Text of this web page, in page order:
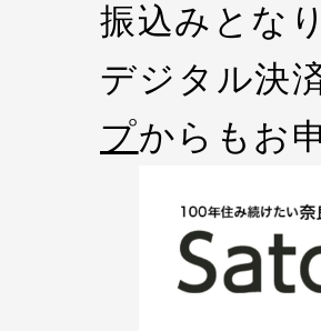
振込みとな
デジタル決
プからもお